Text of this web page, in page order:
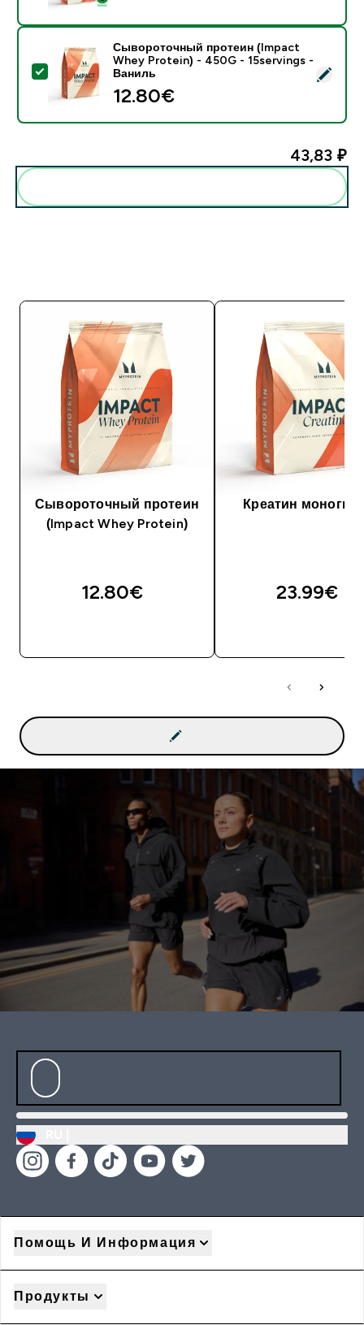
- Сывороточный протеин (Impact Whey Protein) -
Сывороточный протеин (Impact
Whey Protein) - 450G - 15servings -
Ваниль
12.80€‎
43,83 ₽‎
Сывороточный протеин
(Impact Whey Protein)
12.80€‎
Креатин
23.99€‎
Помощь И Информация
Продукты